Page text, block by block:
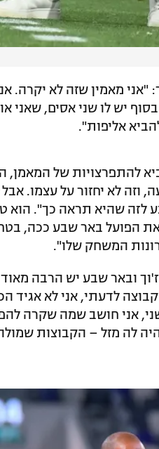
מאמין שזה לא יקרה.
יש לו שני אסים, שאני
אליפות".
מה שהביא להתפרצויות של
וזה לא יחזור על עצמו. אבל
לזה שהיא תראה כך". הוא
הפועל באר שבע ככה,
המשחק שלו".
ובאר שבע יש הרבה
לדעתי, אני לא אגיד
אני חושב שמה שקרה
לה מזל – הקבוצות